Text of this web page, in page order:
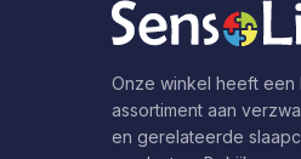
Onze winkel heeft een
assortiment aan
en gerelateerde